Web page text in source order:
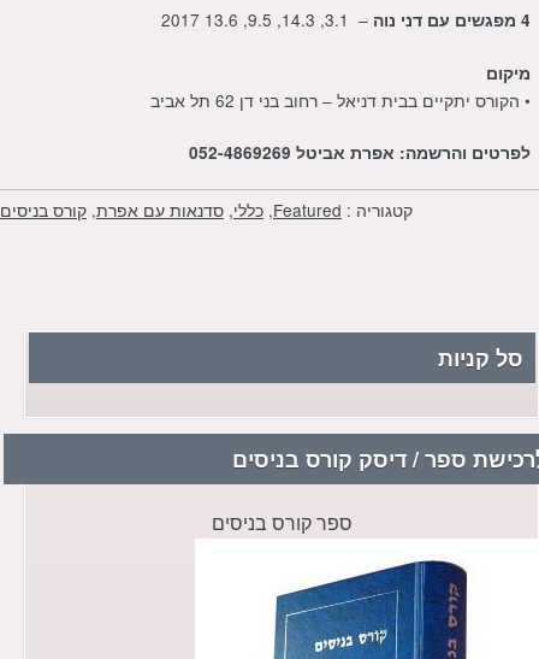
4 מפגשים עם דני נוה – 3.1, 14.3, 9.5, 13.6 2017
מיקום
• הקורס יתקיים בבית דניאל – רחוב בני דן 62 תל אביב
לפרטים והרשמה: אפרת אביטל 052-4869269
קטגוריה : Featured
, כללי, סדנאות עם אפרת, קורס בניסים
סל קניות
ספר / דיסק קורס בניסים
ספר קורס בניסים